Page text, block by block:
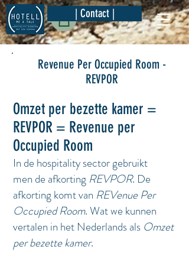
| Contact |
Revenue Per Occupied Room -
REVPOR
Omzet per bezette kamer =
REVPOR = Revenue per
Occupied Room
In de hospitality sector gebruikt
men de afkorting REVPOR. De
afkorting komt van REVenue Per
Occupied Room. Wat we kunnen
vertalen in het Nederlands als Omzet
per bezette kamer.